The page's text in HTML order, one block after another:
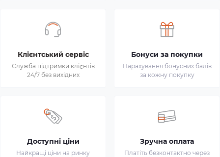
Клієнтський сервіс
Служба підтримки клієнтів
24/7 без вихідних
Бонуси за покупки
Нарахування бонусних балів
за кожну покупку
Доступні ціни
Найкращі ціни на ринку
Зручна оплата
Платіть безконтактно через